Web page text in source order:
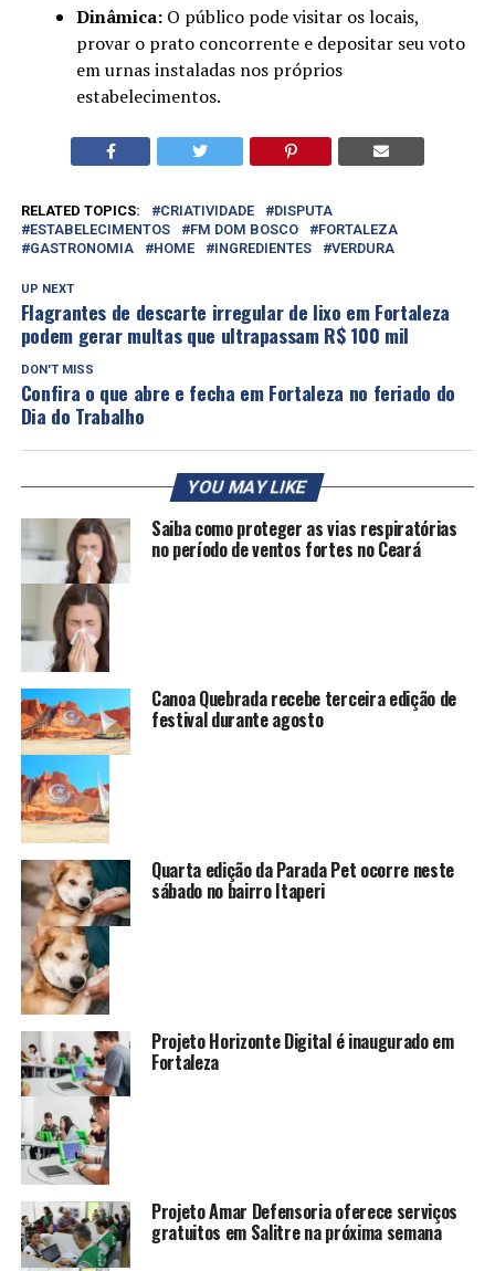
Dinâmica:O público pode visitar os locais,
provar o prato concorrente e depositar seu voto
em urnas instaladas nos próprios
estabelecimentos.
RELATED TOPICS: CRIATIVIDADE
DISPUTA
ESTABELECIMENTOS
FM DOM BOSCO
FORTALEZA
GASTRONOMIA
HOME INGREDIENTES VERDURA
UP NEXT
Flagrantes de descarte irregular de lixo em Fortaleza
podem gerar multas que ultrapassam R$ 100 mil
DON'T MISS
Confira o que abre e fecha em Fortaleza no feriado do
Dia do Trabalho
YOU MAY LIKE
Saiba como proteger as vias respiratórias
no período de ventos fortes no Ceará
Canoa Quebrada recebe terceira edição de
festival durante agosto
Quarta edição da Parada Pet ocorre neste
sábado no bairro Itaperi
Projeto Horizonte Digital é inaugurado em
Fortaleza
Projeto Amar Defensoria oferece serviços
gratuitos em Salitre na próxima semana